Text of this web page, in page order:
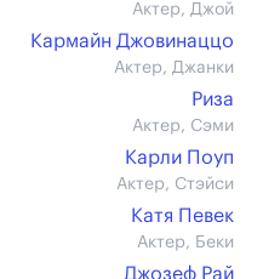
Актер, Джой
Кармайн Джовинаццо
Актер, Джанки
Риза
Актер, Сэми
Карли Поуп
Актер, Стэйси
Катя Певек
Актер, Беки
Джозеф Рай